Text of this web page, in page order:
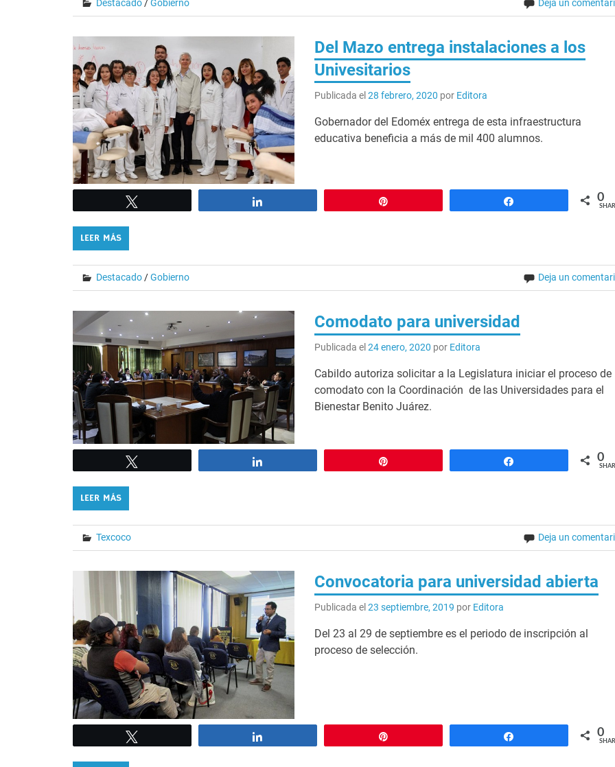
Destacado/Gobierno Deja un
Del Mazo entrega instalaciones a los
Univesitarios
Publicada el28 febrero, 2020 por Editora
Gobernador del Edoméx entrega de esta infraestructura
educativa beneficia a más de mil 400 alumnos.
0
LEER MÁS
Destacado/Gobierno Deja un
Comodato para universidad
Publicada el24 enero, 2020 por Editora
Cabildo autoriza solicitar a la Legislatura iniciar el proceso de
comodato con la Coordinación de las Universidades para el
Bienestar Benito Juárez.
0
LEER MÁS
Texcoco Deja un
Convocatoria para universidad abierta
Publicada el23 septiembre, 2019 por Editora
Del 23 al 29 de septiembre es el periodo de inscripción al
proceso de selección.
0